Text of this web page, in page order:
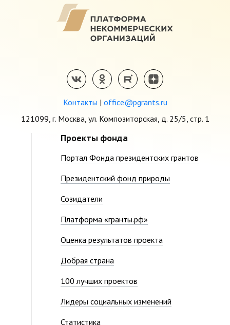
Контакты | office@pgrants.ru
121099, г. Москва, ул. Композиторская, д. 25/5, стр. 1
Проекты фонда
Портал Фонда президентских грантов
Президентский фонд природы
Созидатели
Платформа «гранты.рф»
Оценка результатов проекта
Добрая страна
100 лучших проектов
Лидеры социальных изменений
Статистика